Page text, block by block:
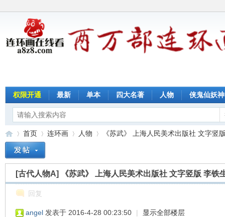
权限开通 最新 单本 四大名著 人物 侠鬼仙妖神
»
首页
›
连环画
›
人物 《苏武》 上海人民美术出版社 文字竖
[古代人物A] 《苏武》 上海人民美术出版社 文字竖版 李铁
回复
angel 发表于 2016-4-28 00:23:50 | 显示全部楼层